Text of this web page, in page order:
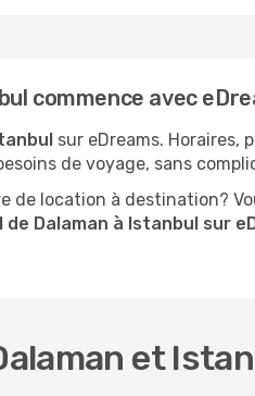
commence avec
sur eDreams.
de voyage, sans
de location à destination?
de Dalaman à Istanbul sur
et